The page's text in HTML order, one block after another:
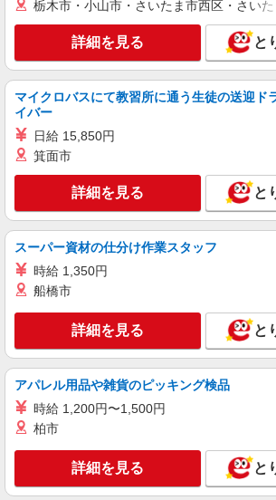
派遣社員
株式会社kotrio /●SW-H2-2101053
見守りメインでのんびり作
マンション
時給1650円〜2312円 ＜
キープ 詳
派遣社員
株式会社kotrio /●SW-H2-1725925
綺麗な高齢者マンションの
時給1650円〜2312円 ＜
通費全支給(ガソリン代含む)
港区三田
キープ 詳
派遣社員
株式会社kotrio /●SW-H2-2018038
≪泉岳寺駅≫夜勤なし！未
のデイスタッフ
時給1650円〜2312円 ＜
栃木市・小山市・さいたま市西区・さい
詳細を見る と
マイクロバスにて教習所に通う生徒の送迎ド
イバー
日給 15,850円
箕面市
詳細を見る と
スーパー資材の仕分け作業スタッフ
時給 1,350円
船橋市
詳細を見る と
アパレル用品や雑貨のピッキング検品
時給 1,200円〜1,500円
柏市
詳細を見る と